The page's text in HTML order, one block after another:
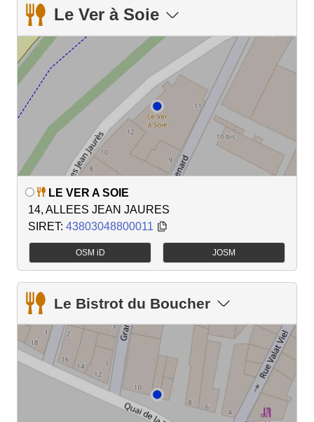
Le Ver à Soie
LE VER A SOIE
14, ALLEES JEAN JAURES
SIRET: 43803048800011
OSM iD JOSM
Le Bistrot du Boucher